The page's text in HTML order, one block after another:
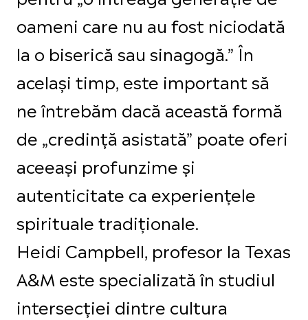
oameni care nu au fost niciodată
la o biserică sau sinagogă.” În
același timp, este important să
ne întrebăm dacă această formă
de „credință asistată” poate oferi
aceeași profunzime și
autenticitate ca experiențele
spirituale tradiționale.
Heidi Campbell, profesor la Texas
A&M este specializată în studiul
intersecției dintre cultura